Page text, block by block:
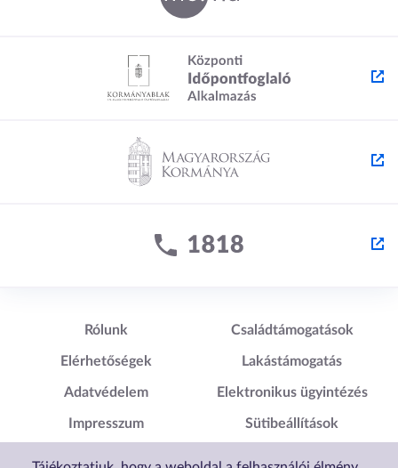
Lábléc1
Rólunk
Elérhetőségek
Adatvédelem
Impresszum
Lábléc2
Családtámogatások
Lakástámogatás
Elektronikus ügyintézés
Sütibeállítások